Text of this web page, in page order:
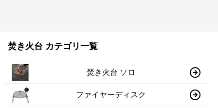
焚き火台 カテゴリ一覧
焚き火台 ソロ
ファイヤーディスク